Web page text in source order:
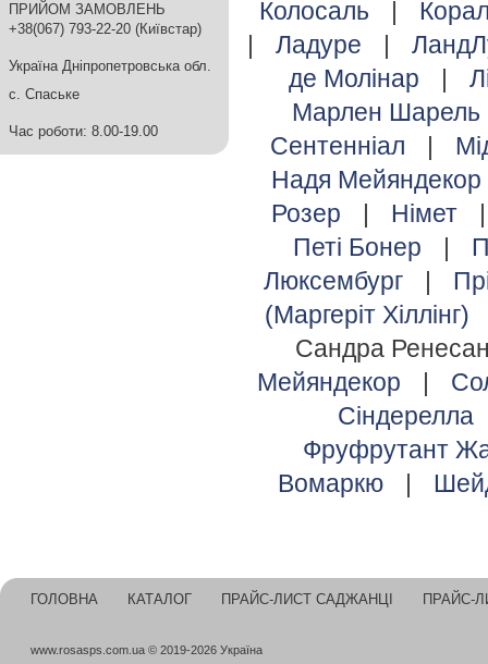
Колосаль
|
|
Ладуре |
де Молінар
|
Марлен Шарель
Сентенніал
|
Надя Мейяндекор
Розер
| Німет
Петі Бонер
|
Люксембург
|
(Маргеріт Хіллінг)
Сандра
Мейяндекор
|
Сіндерелла
Фруфрутант
Вомаркю
|
ПРИЙОМ ЗАМОВЛЕНЬ
+38(067) 793-22-20 (Київстар)
Україна Дніпропетровська обл.
с. Спаське
Час роботи: 8.00-19.00
ГОЛОВНА КАТАЛОГ ПРАЙС-ЛИСТ САДЖАНЦІ ПРАЙС-
www.rosasps.com.ua © 2019-2026 Україна